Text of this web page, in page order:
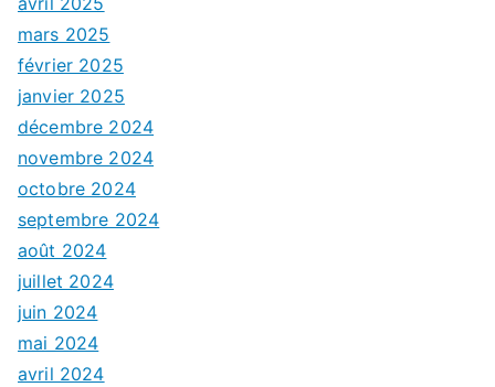
mars 2025
février 2025
janvier 2025
décembre 2024
novembre 2024
octobre 2024
septembre 2024
août 2024
juillet 2024
juin 2024
mai 2024
avril 2024